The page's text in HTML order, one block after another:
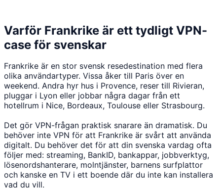
Varför Frankrike är ett tydligt VPN-
case för svenskar
Frankrike är en stor svensk resedestination med flera
olika användartyper. Vissa åker till Paris över en
weekend. Andra hyr hus i Provence, reser till Rivieran,
pluggar i Lyon eller jobbar några dagar från ett
hotellrum i Nice, Bordeaux, Toulouse eller Strasbourg.
Det gör VPN-frågan praktisk snarare än dramatisk. Du
behöver inte VPN för att Frankrike är svårt att använda
digitalt. Du behöver det för att din svenska vardag ofta
följer med: streaming, BankID, bankappar, jobbverktyg,
lösenordshanterare, molntjänster, barnens surfplattor
och kanske en TV i ett boende där du inte kan installera
vad du vill.